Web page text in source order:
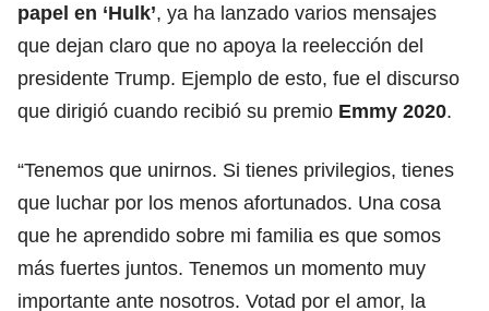
papel en ‘Hulk’, ya ha lanzado varios mensajes
que dejan claro que no apoya la reelección del
presidente Trump. Ejemplo de esto, fue el discurso
que dirigió cuando recibió su premio Emmy 2020.
“Tenemos que unirnos. Si tienes privilegios, tienes
que luchar por los menos afortunados. Una cosa
que he aprendido sobre mi familia es que somos
más fuertes juntos. Tenemos un momento muy
importante ante nosotros. Votad por el amor, la